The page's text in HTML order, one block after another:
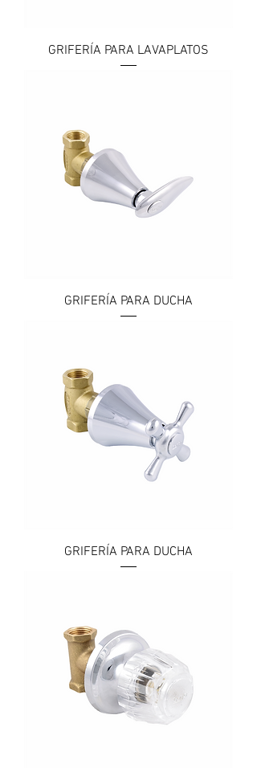
GRIFERÍA PARA LAVAPLATOS
GRIFERÍA PARA DUCHA
GRIFERÍA PARA DUCHA